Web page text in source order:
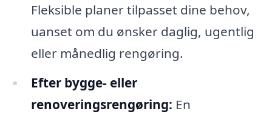
Fleksible planer tilpasset dine behov,
uanset om du ønsker daglig, ugentlig
eller månedlig rengøring.
Efter bygge- eller
renoveringsrengøring: En